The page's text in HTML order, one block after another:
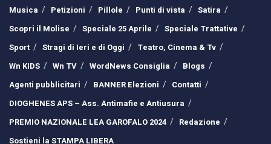
Musica
Petizioni Pillole Punti di vista
Satira
Scopri il Molise
Speciale 25 Aprile
Speciale Trattative
Sport
Stragi di Ieri e di Oggi
Teatro, Cinema & Tv
Wn KIDS
Wn TV WordNews Consiglia
Blogs
Agenti pubblicitari
BANNER Elezioni
Contatti
DIOGHENES APS – Ass. Antimafie e Antiusura
PREMIO NAZIONALE LEA GAROFALO 2024
Redazione
Sostieni la STAMPA LIBERA